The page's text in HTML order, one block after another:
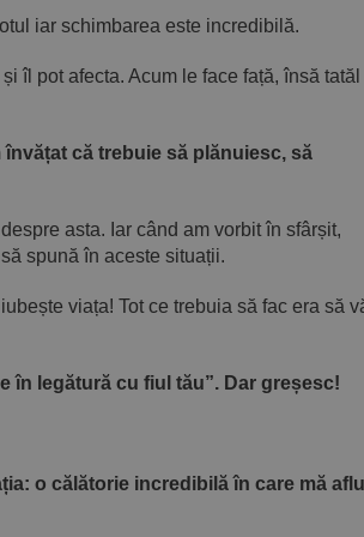
iar schimbarea este incredibilă.
îl pot afecta. Acum le face față, însă tatăl
că trebuie să plănuiesc, să
asta. Iar când am vorbit în sfârșit,
spună în aceste situații.
viața! Tot ce trebuia să fac era să
în legătură cu fiul tău”. Dar greșesc!
o călătorie incredibilă în care mă aflu